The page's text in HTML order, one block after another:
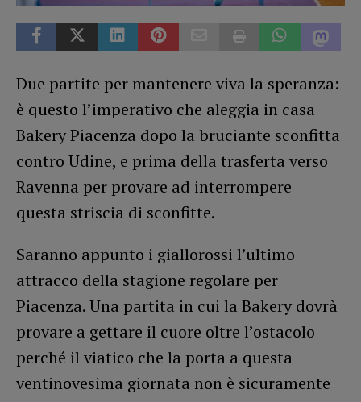
Due partite per mantenere viva la speranza:
è questo l’imperativo che aleggia in casa
Bakery Piacenza dopo la bruciante sconfitta
contro Udine, e prima della trasferta verso
Ravenna per provare ad interrompere
questa striscia di sconfitte.
Saranno appunto i giallorossi l’ultimo
attracco della stagione regolare per
Piacenza. Una partita in cui la Bakery dovrà
provare a gettare il cuore oltre l’ostacolo
perché il viatico che la porta a questa
ventinovesima giornata non è sicuramente